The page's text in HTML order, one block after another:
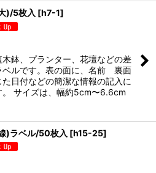
)/5枚入 [h7-1]
木鉢、プランター、花壇などの差
ベルです。表の面に、名前 裏面
日付などの簡潔な情報の記入に
。 サイズは、幅約5cm〜6.6cm
)ラベル/50枚入 [h15-25]